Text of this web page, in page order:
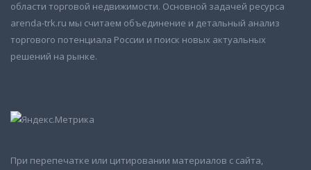
области торговой недвижимости. Основной задачей ресурса
arenda-trk.ru мы считаем объединение и детальный анализ
торгового потенциала России и поиск новых актуальных
решений на рынке.
При перепечатке или цитировании материалов с сайта,